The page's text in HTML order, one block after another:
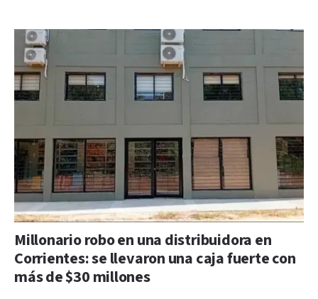
Millonario robo en una distribuidora en
Corrientes: se llevaron una caja fuerte con
más de $30 millones